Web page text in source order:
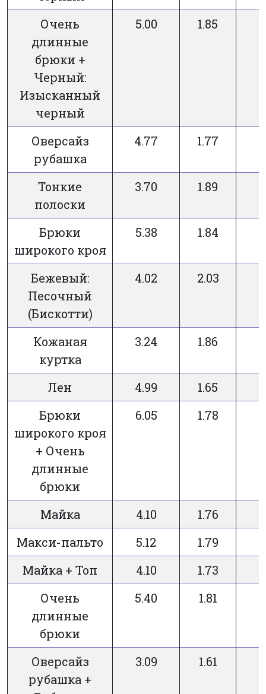
Очень
длинные
брюки +
Черный:
Изысканный
черный
5.00 1.85
Оверсайз
рубашка
4.77 1.77
Тонкие
полоски
3.70 1.89
Брюки
широкого кроя
5.38 1.84
Бежевый:
Песочный
(Бискотти)
4.02 2.03
Кожаная
куртка
3.24 1.86
Лен 4.99
1.65
Брюки
широкого кроя
+ Очень
длинные
брюки
6.05 1.78
Майка 4.10
1.76
Макси-пальто
5.12
1.79
Майка + Топ
4.10
1.73
Очень
длинные
брюки
5.40 1.81
Оверсайз
рубашка +
3.09 1.61